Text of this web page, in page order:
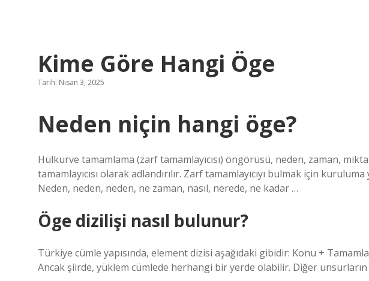
Kime Göre Hangi Öge
Tarih: Nisan 3, 2025
Neden niçin hangi öge?
Hülkurve tamamlama (zarf tamamlayıcısı) öngörüsü, neden, zaman,
tamamlayıcısı olarak adlandırılır. Zarf tamamlayıcıyı bulmak için
Neden, neden, neden, ne zaman, nasıl, nerede, ne kadar …
Öge dizilişi nasıl bulunur?
Türkiye cümle yapısında, element dizisi aşağıdaki gibidir: Konu +
Ancak şiirde, yüklem cümlede herhangi bir yerde olabilir. Diğer